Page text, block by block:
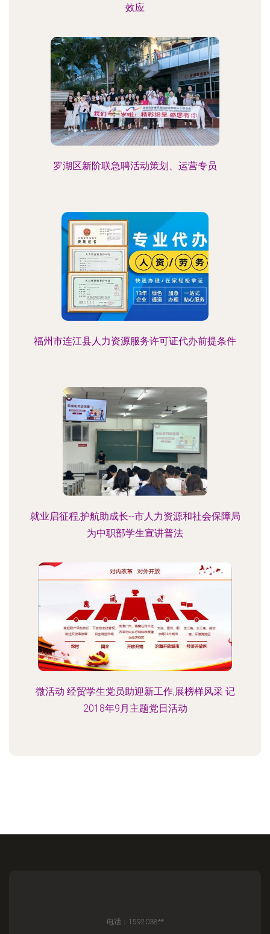
效应
罗湖区新阶联急聘活动策划、运营专员
福州市连江县人力资源服务许可证代办前提条件
就业启征程,护航助成长--市人力资源和社会保障局
为中职部学生宣讲普法
微活动 经贸学生党员助迎新工作,展榜样风采 记
2018年9月主题党日活动
电话：1592038**